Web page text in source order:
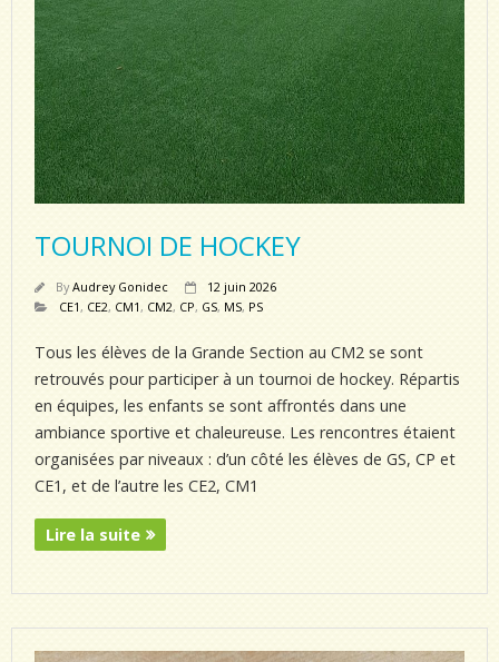
TOURNOI DE HOCKEY
ByAudrey Gonidec
12 juin 2026
CE1, CE2, CM1, CM2, CP, GS, MS, PS
Tous les élèves de la Grande Section au CM2 se sont
retrouvés pour participer à un tournoi de hockey. Répartis
en équipes, les enfants se sont affrontés dans une
ambiance sportive et chaleureuse. Les rencontres étaient
organisées par niveaux : d’un côté les élèves de GS, CP et
CE1, et de l’autre les CE2, CM1
Lire la suite